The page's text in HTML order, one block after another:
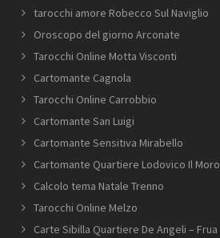
tarocchi amore Robecco Sul Naviglio
Oroscopo del giorno Arconate
Tarocchi Online Motta Visconti
Cartomante Cagnola
Tarocchi Online Carrobbio
Cartomante San Luigi
Cartomante Sensitiva Mirabello
Cartomante Quartiere Lodovico Il Moro
Calcolo tema Natale Trenno
Tarocchi Online Melzo
Carte Sibilla Quartiere De Angeli – Frua